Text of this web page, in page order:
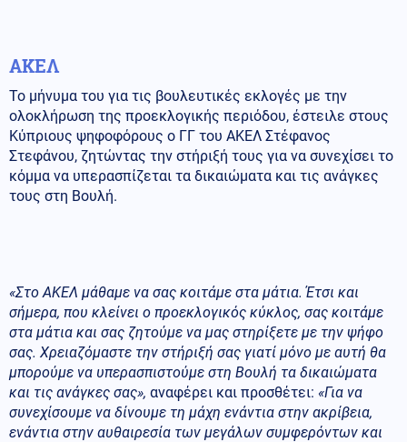
ΑΚΕΛ
Το μήνυμα του για τις βουλευτικές εκλογές με την
ολοκλήρωση της προεκλογικής περιόδου, έστειλε στους
Κύπριους ψηφοφόρους ο ΓΓ του ΑΚΕΛ Στέφανος
Στεφάνου, ζητώντας την στήριξή τους για να συνεχίσει το
κόμμα να υπερασπίζεται τα δικαιώματα και τις ανάγκες
τους στη Βουλή.
«Στο ΑΚΕΛ μάθαμε να σας κοιτάμε στα μάτια. Έτσι και
σήμερα, που κλείνει ο προεκλογικός κύκλος, σας κοιτάμε
στα μάτια και σας ζητούμε να μας στηρίξετε με την ψήφο
σας. Χρειαζόμαστε την στήριξή σας γιατί μόνο με αυτή θα
μπορούμε να υπερασπιστούμε στη Βουλή τα δικαιώματα
και τις ανάγκες σας», αναφέρει και προσθέτει: «Για να
συνεχίσουμε να δίνουμε τη μάχη ενάντια στην ακρίβεια,
ενάντια στην αυθαιρεσία των μεγάλων συμφερόντων και